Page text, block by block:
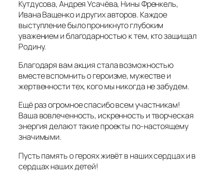
Кутдусова, Андрея Усачёва, Нины Френкель,
Ивана Ващенко и других авторов. Каждое
выступление было проникнуто глубоким
уважением и благодарностью к тем, кто защищал
Родину.
Благодаря вам акция стала возможностью
вместе вспомнить о героизме, мужестве и
жертвенности тех, кого мы никогда не забудем.
Ещё раз огромное спасибо всем участникам!
Ваша вовлеченность, искренность и творческая
энергия делают такие проекты по‑настоящему
значимыми.
Пусть память о героях живёт в наших сердцах и в
сердцах наших детей!